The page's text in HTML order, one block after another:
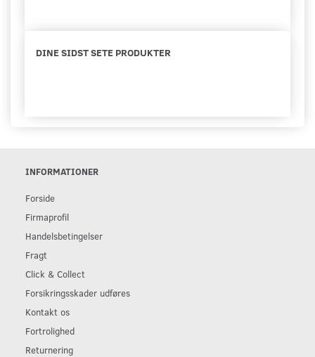
DINE SIDST SETE PRODUKTER
INFORMATIONER
Forside
Firmaprofil
Handelsbetingelser
Fragt
Click & Collect
Forsikringsskader udføres
Kontakt os
Fortrolighed
Returnering